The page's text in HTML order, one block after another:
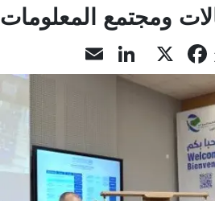
Facebook
LinkedIn